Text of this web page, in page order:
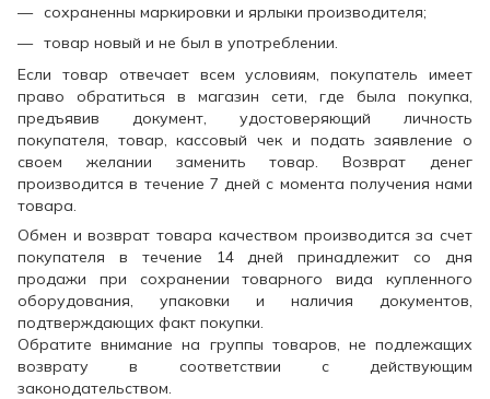
сохраненны маркировки и ярлыки производителя;
товар новый и не был в употреблении.
Если товар отвечает всем условиям, покупатель имеет
право обратиться в магазин сети, где была покупка,
предъявив документ, удостоверяющий личность
покупателя, товар, кассовый чек и подать заявление о
своем желании заменить товар. Возврат денег
производится в течение 7 дней с момента получения нами
товара.
Обмен и возврат товара качеством производится за счет
покупателя в течение 14 дней принадлежит со дня
продажи при сохранении товарного вида купленного
оборудования, упаковки и наличия документов,
подтверждающих факт покупки.
Обратите внимание на группы товаров, не подлежащих
возврату в соответствии с действующим
законодательством.